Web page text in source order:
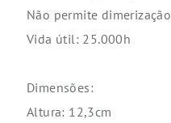
Não permite dimerização
Vida útil: 25.000h
Dimensões:
Altura: 12,3cm